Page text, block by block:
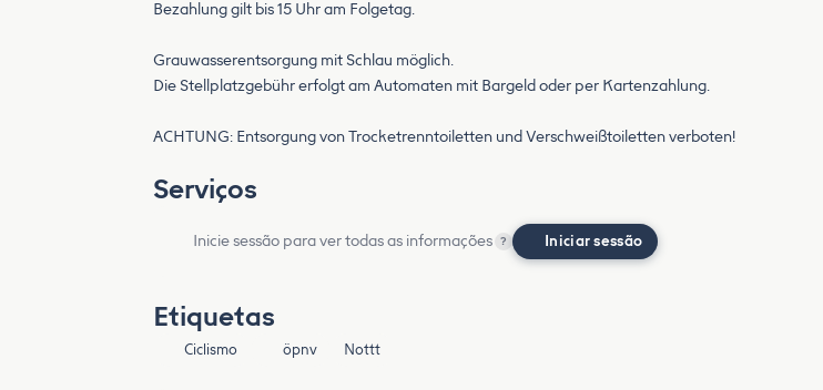
Bezahlung gilt bis 15 Uhr am Folgetag.
Grauwasserentsorgung mit Schlau möglich.
Die Stellplatzgebühr erfolgt am Automaten mit Bargeld oder per Kartenzahlung.
ACHTUNG: Entsorgung von Trocketrenntoiletten und Verschweißtoiletten verboten!
Serviços
Inicie sessão para ver todas as informações ? Iniciar sessão
Etiquetas
Ciclismo öpnv Nottt